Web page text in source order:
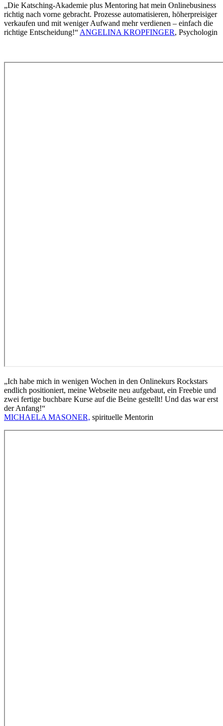
„Die Katsching-Akademie plus Mentoring hat mein Onlinebusiness
richtig nach vorne gebracht. Prozesse automatisieren, höherpreisiger
verkaufen und mit weniger Aufwand mehr verdienen – einfach die
richtige Entscheidung!“ ANGELINA KROPFINGER, Psychologin
„Ich habe mich in wenigen Wochen in den Onlinekurs Rockstars
endlich positioniert, meine Webseite neu aufgebaut, ein Freebie und
zwei fertige buchbare Kurse auf die Beine gestellt! Und das war erst
der Anfang!“
MICHAELA MASONER, spirituelle Mentorin